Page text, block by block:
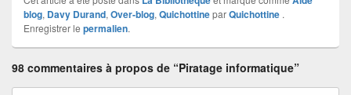
blog, Davy Durand, Over-blog, QuichottineparQuichottine .
Enregistrer le permalien.
98 commentaires à propos de “Piratage informatique”